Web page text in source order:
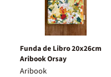
Funda de Libro 20x26cm
Aribook Orsay
Aribook